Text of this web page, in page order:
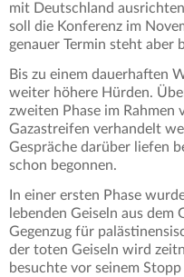
mit Deutschland
soll die Konferenz im
genauer Termin steht aber
Bis zu einem dauerhaften
weiter höhere Hürden.
zweiten Phase im Rahmen
Gazastreifen verhandelt
Gespräche darüber liefen
schon begonnen.
In einer ersten Phase
lebenden Geiseln aus dem
Gegenzug für
der toten Geiseln wird
besuchte vor seinem